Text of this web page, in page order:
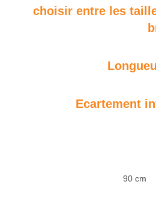
choisir entre les
Ecartement
90 cm